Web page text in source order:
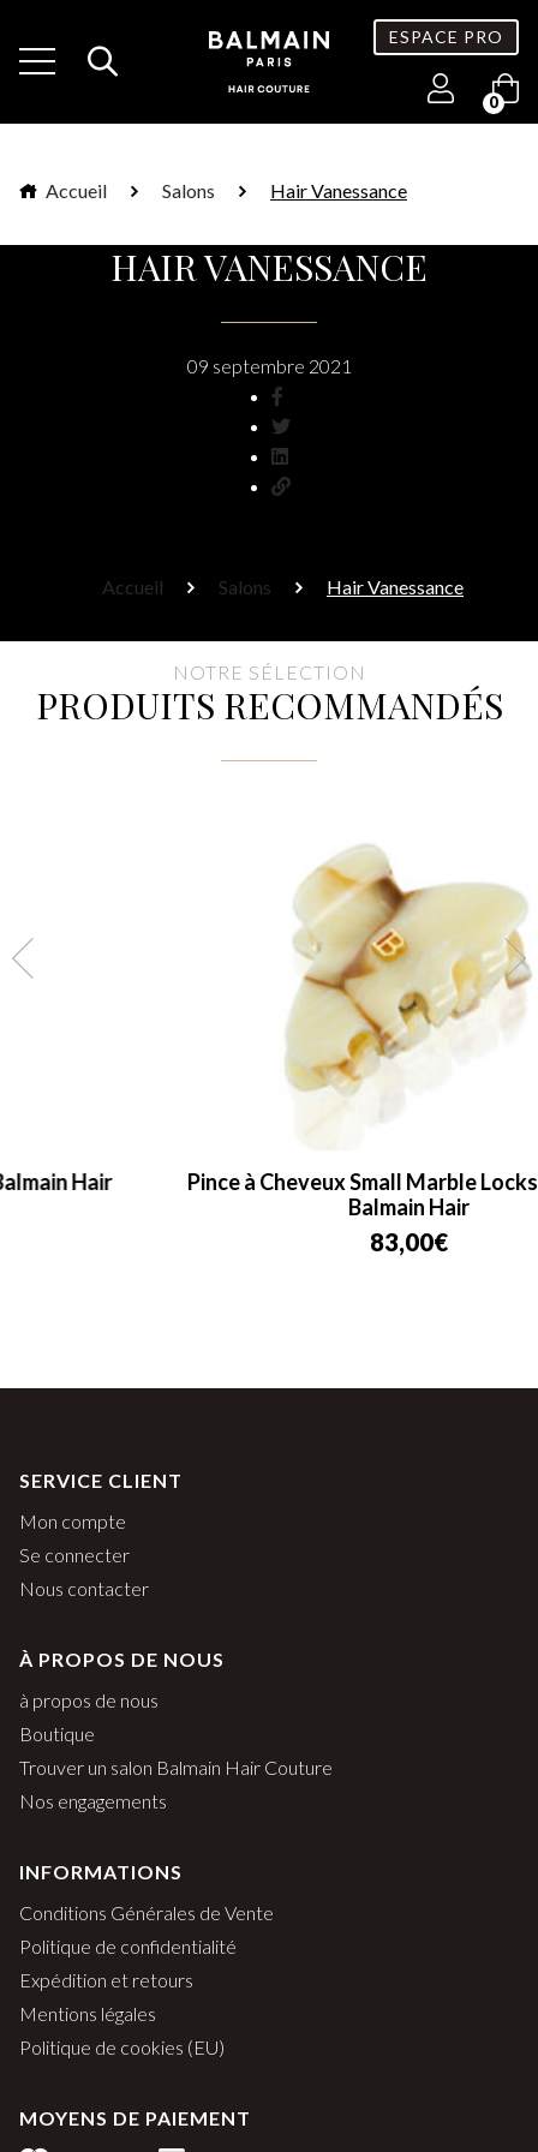
ESPACE PRO
0
Accueil Salons Hair Vanessance
HAIR VANESSANCE
09 septembre 2021
Accueil Salons Hair Vanessance
NOTRE SÉLECTION
PRODUITS RECOMMANDÉS
Pince à Cheveux Small Marble Locks of Gold –
SERVICE CLIENT
Mon compte
Se connecter
Nous contacter
À PROPOS DE NOUS
à propos de nous
Boutique
Trouver un salon Balmain Hair Couture
Nos engagements
INFORMATIONS
Conditions Générales de Vente
Politique de confidentialité
Expédition et retours
Mentions légales
Politique de cookies (EU)
MOYENS DE PAIEMENT